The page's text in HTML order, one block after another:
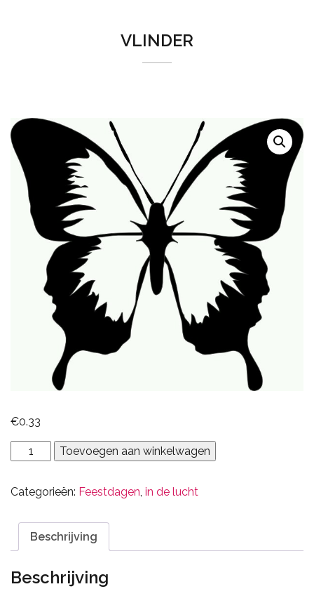
VLINDER
€0.33
vlinder
aantal
Toevoegen aan winkelwagen
Categorieën: Feestdagen, in de lucht
Beschrijving
Beschrijving